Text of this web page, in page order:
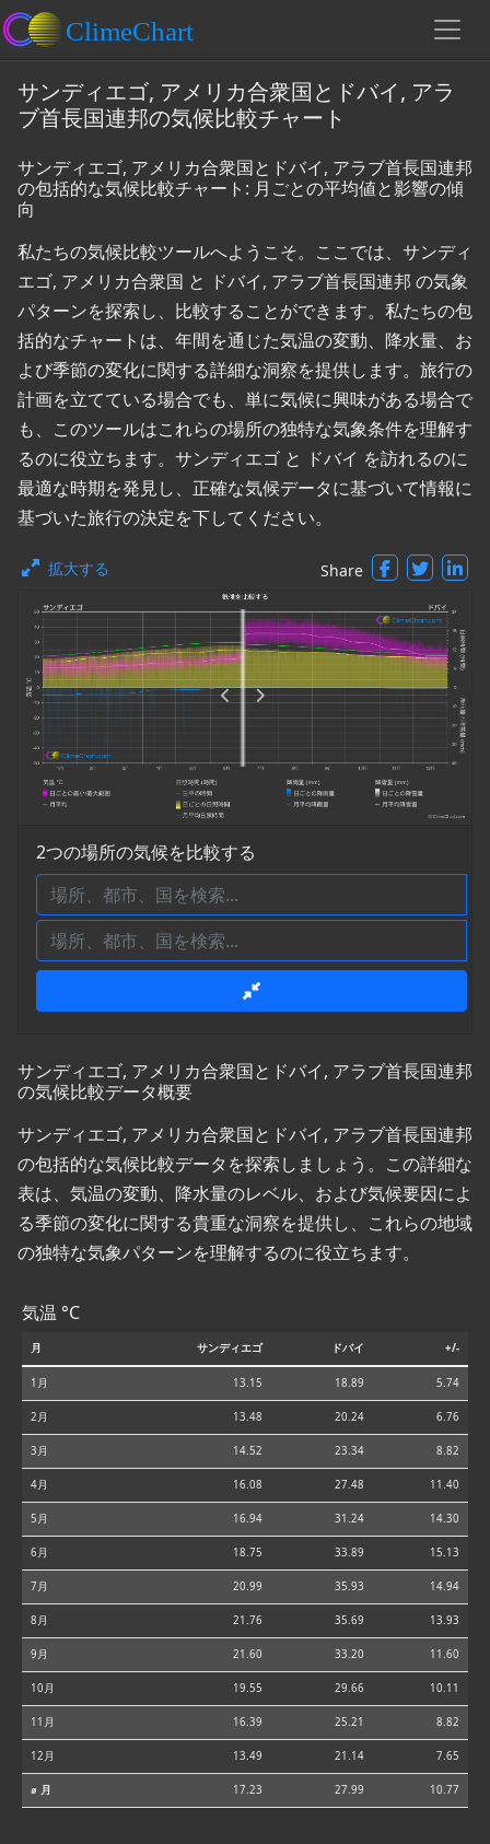
サンディエゴ, アメリカ合衆国とドバイ, アラ
ブ首長国連邦の気候比較チャート
サンディエゴ, アメリカ合衆国とドバイ, アラブ首長国連邦
の包括的な気候比較チャート: 月ごとの平均値と影響の傾
向
私たちの気候比較ツールへようこそ。ここでは、サンディ
エゴ, アメリカ合衆国 と ドバイ, アラブ首長国連邦 の気象
パターンを探索し、比較することができます。私たちの包
括的なチャートは、年間を通じた気温の変動、降水量、お
よび季節の変化に関する詳細な洞察を提供します。旅行の
計画を立てている場合でも、単に気候に興味がある場合で
も、このツールはこれらの場所の独特な気象条件を理解す
るのに役立ちます。サンディエゴ と ドバイ を訪れるのに
最適な時期を発見し、正確な気候データに基づいて情報に
基づいた旅行の決定を下してください。
拡大する Share
2つの場所の気候を比較する
サンディエゴ, アメリカ合衆国とドバイ, アラブ首長国連邦
の気候比較データ概要
サンディエゴ, アメリカ合衆国とドバイ, アラブ首長国連邦
の包括的な気候比較データを探索しましょう。この詳細な
表は、気温の変動、降水量のレベル、および気候要因によ
る季節の変化に関する貴重な洞察を提供し、これらの地域
の独特な気象パターンを理解するのに役立ちます。
気温 °C
月 サンディエゴ ドバイ +/-
1月 13.15 18.89 5.74
2月 13.48 20.24 6.76
3月 14.52 23.34 8.82
4月 16.08 27.48 11.40
5月 16.94 31.24 14.30
6月 18.75 33.89 15.13
7月 20.99 35.93 14.94
8月 21.76 35.69 13.93
9月 21.60 33.20 11.60
10月 19.55 29.66 10.11
11月 16.39 25.21 8.82
12月 13.49 21.14 7.65
⌀ 月 17.23 27.99 10.77